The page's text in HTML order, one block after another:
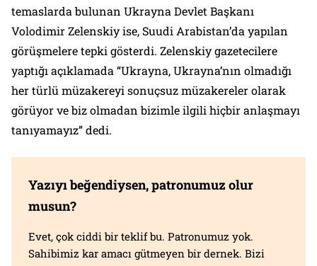
temaslarda bulunan Ukrayna Devlet Başkanı
Volodimir Zelenskiy ise, Suudi Arabistan’da yapılan
görüşmelere tepki gösterdi. Zelenskiy gazetecilere
yaptığı açıklamada “Ukrayna, Ukrayna’nın olmadığı
her türlü müzakereyi sonuçsuz müzakereler olarak
görüyor ve biz olmadan bizimle ilgili hiçbir anlaşmayı
tanıyamayız” dedi.
Yazıyı beğendiysen, patronumuz olur
musun?
Evet, çok ciddi bir teklif bu. Patronumuz yok.
Sahibimiz kar amacı gütmeyen bir dernek. Bizi